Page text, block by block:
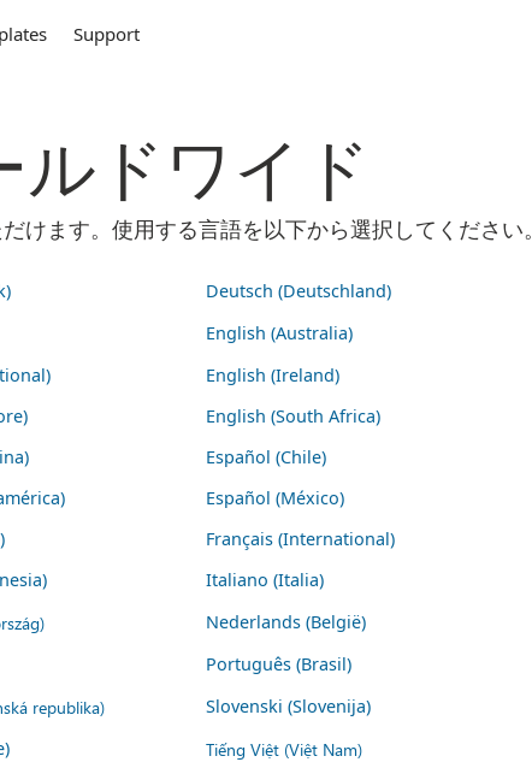
Support
ドワイド
ます。使用する言語を以下から選択してください。
Deutsch (Deutschland)
English (Australia)
English (Ireland)
English (South Africa)
Español (Chile)
Español (México)
Français (International)
Italiano (Italia)
Nederlands (België)
Português (Brasil)
republika) Slovenski (Slovenija)
Tiếng Việt (Việt Nam)